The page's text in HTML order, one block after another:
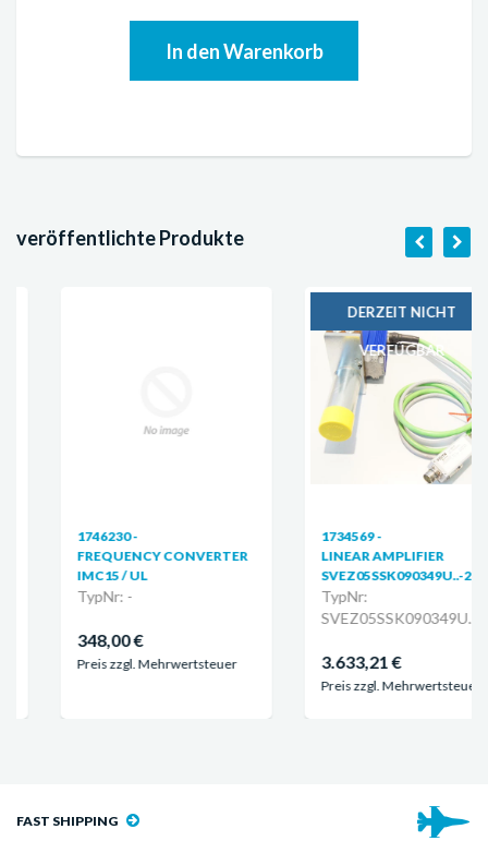
veröffentlichte Produkte
1746230 -
FREQUENCY CONVERTER
IMC15 / UL
TypNr: -
348,00 €
Preis zzgl. Mehrwertsteuer
DERZEIT NICHT
VERFÜGBAR
1734569 -
LINEAR AMPLIFIER
SVEZ05SSK090349U..-2012
TypNr:
SVEZ05SSK090349U..-2012
3.633,21 €
Preis zzgl. Mehrwertsteuer
FAST SHIPPING